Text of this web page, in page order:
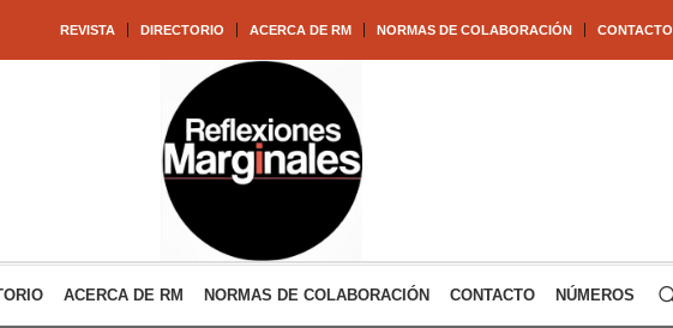
REVISTA DIRECTORIO ACERCA DE RM NORMAS DE COLABORACIÓN CONTACTO
ACERCA DE RM NORMAS DE COLABORACIÓN CONTACTO NÚMEROS